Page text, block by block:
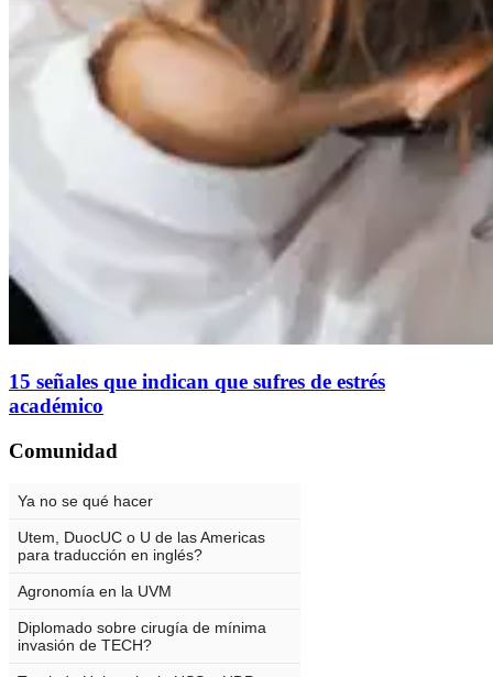
15 señales que indican que sufres de estrés
académico
Comunidad